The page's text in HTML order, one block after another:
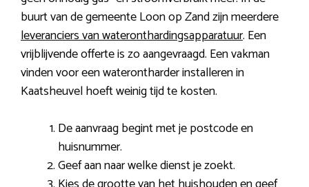
buurt van de gemeente Loon op Zand zijn meerdere
leveranciers van wateronthardingsapparatuur. Een
vrijblijvende offerte is zo aangevraagd. Een vakman
vinden voor een waterontharder installeren in
Kaatsheuvel hoeft weinig tijd te kosten.
De aanvraag begint met je postcode en
huisnummer.
Geef aan naar welke dienst je zoekt.